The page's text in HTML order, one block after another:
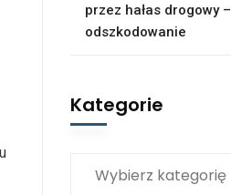
przez hałas drogowy –
odszkodowanie
Kategorie